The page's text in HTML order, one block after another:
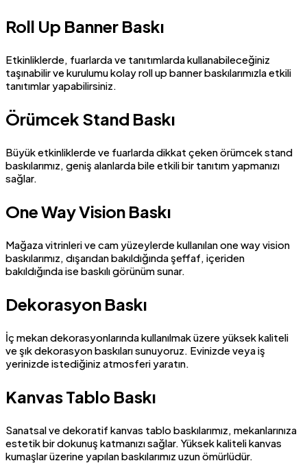
Roll Up Banner Baskı
Etkinliklerde, fuarlarda ve tanıtımlarda kullanabileceğiniz
taşınabilir ve kurulumu kolay roll up banner baskılarımızla etkili
tanıtımlar yapabilirsiniz.
Örümcek Stand Baskı
Büyük etkinliklerde ve fuarlarda dikkat çeken örümcek stand
baskılarımız, geniş alanlarda bile etkili bir tanıtım yapmanızı
sağlar.
One Way Vision Baskı
Mağaza vitrinleri ve cam yüzeylerde kullanılan one way vision
baskılarımız, dışarıdan bakıldığında şeffaf, içeriden
bakıldığında ise baskılı görünüm sunar.
Dekorasyon Baskı
İç mekan dekorasyonlarında kullanılmak üzere yüksek kaliteli
ve şık dekorasyon baskıları sunuyoruz. Evinizde veya iş
yerinizde istediğiniz atmosferi yaratın.
Kanvas Tablo Baskı
Sanatsal ve dekoratif kanvas tablo baskılarımız, mekanlarınıza
estetik bir dokunuş katmanızı sağlar. Yüksek kaliteli kanvas
kumaşlar üzerine yapılan baskılarımız uzun ömürlüdür.